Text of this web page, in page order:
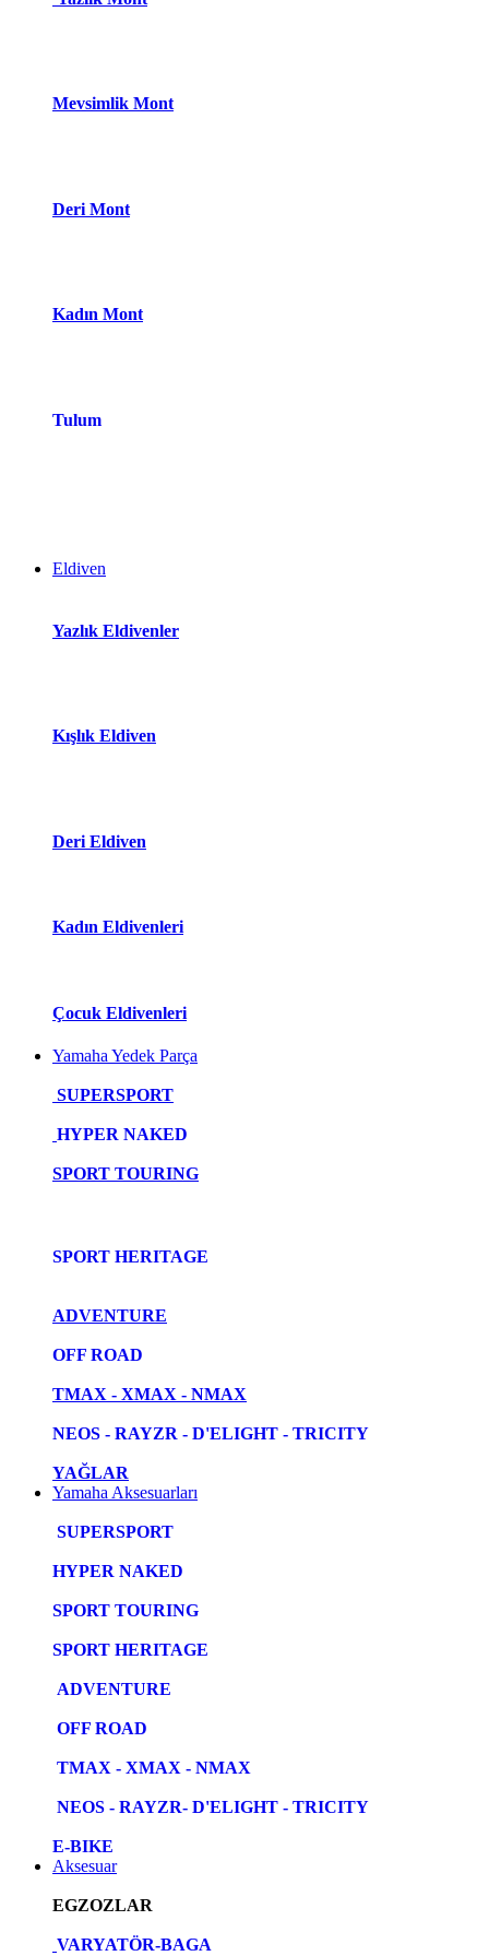
Mevsimlik Mont
Deri Mont
Kadın Mont
Tulum
Eldiven
Yazlık Eldivenler
Kışlık Eldiven
Deri Eldiven
Kadın Eldivenleri
Çocuk Eldivenleri
Yamaha Yedek Parça
SUPERSPORT
HYPER NAKED
SPORT TOURING
SPORT HERITAGE
ADVENTURE
OFF ROAD
TMAX - XMAX - NMAX
NEOS - RAYZR - D'ELIGHT - TRICITY
YAĞLAR
Yamaha Aksesuarları
SUPERSPORT
HYPER NAKED
SPORT TOURING
SPORT HERITAGE
ADVENTURE
OFF ROAD
TMAX - XMAX - NMAX
NEOS - RAYZR- D'ELIGHT - TRICITY
E-BIKE
Aksesuar
EGZOZLAR
VARYATÖR-BAGA